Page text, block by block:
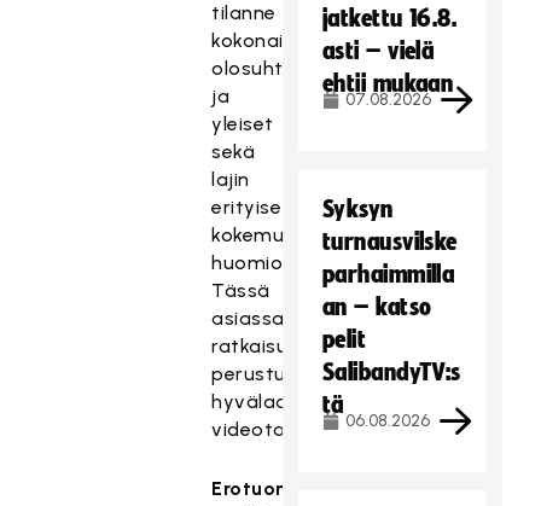
tilanne
kokonaisuutena,
olosuhteet
ja
yleiset
sekä
lajin
erityiset
kokemussäännöt
huomioiden.
Tässä
asiassa
ratkaisu
perustuu
hyvälaatuiseen
videotallenteeseen.
Erotuomaritoiminnan
jatkettu 16.8.
asti – vielä
ehtii mukaan
07.08.2026
Syksyn
turnausvilske
parhaimmilla
an – katso
pelit
SalibandyTV:s
tä
06.08.2026